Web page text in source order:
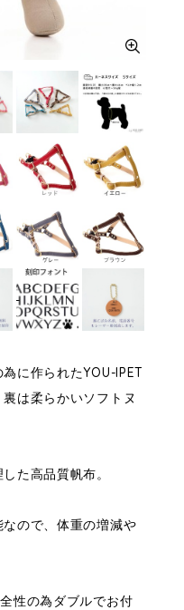
に作られたYOU-IPET
は柔らかいソフトヌ
た高品質帆布。
ので、体重の増減や
性の為ダブルでお付